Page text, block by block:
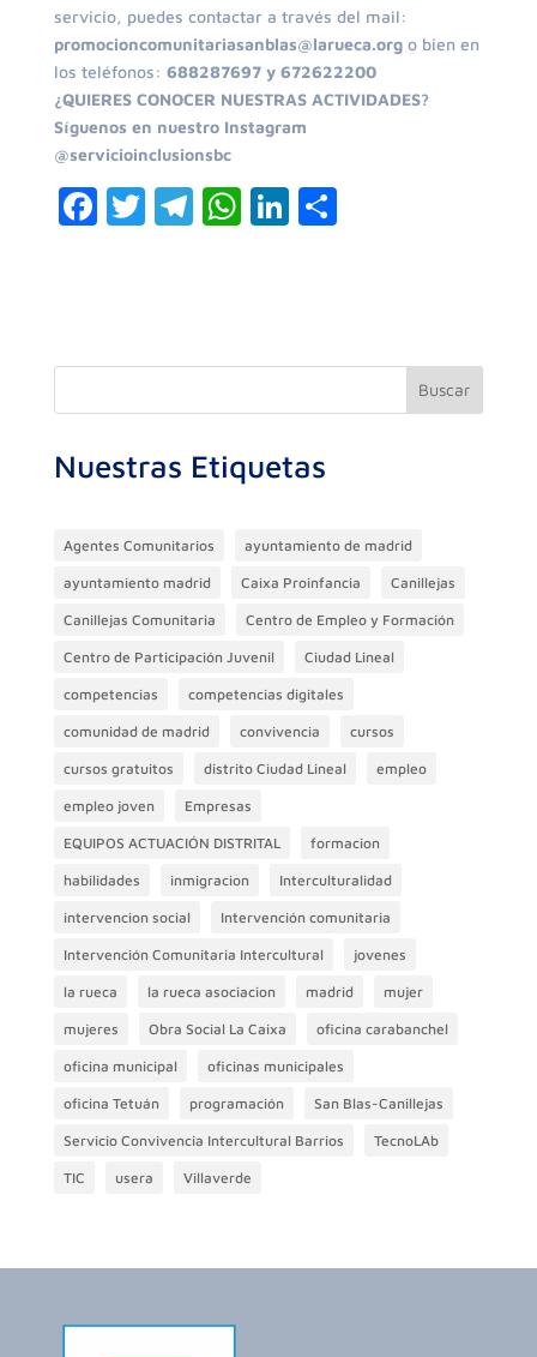
servicio, puedes contactar a través del mail:
promocioncomunitariasanblas@larueca.orgo bien en
los teléfonos: 688287697 y 672622200
¿QUIERES CONOCER NUESTRAS ACTIVIDADES?
Síguenos en nuestro Instagram
@servicioinclusionsbc
F
b
k
T T
a
W
A
Li
dI
C
ar
Buscar
Nuestras Etiquetas
Agentes Comunitarios ayuntamiento de madrid
ayuntamiento madrid Caixa Proinfancia Canillejas
Canillejas Comunitaria Centro de Empleo y Formación
Centro de Participación Juvenil Ciudad Lineal
competencias competencias digitales
comunidad de madrid convivencia cursos
cursos gratuitos distrito Ciudad Lineal empleo
empleo joven Empresas
EQUIPOS ACTUACIÓN DISTRITAL formacion
habilidades inmigracion Interculturalidad
intervencion social Intervención comunitaria
Intervención Comunitaria Intercultural jovenes
la rueca la rueca asociacion madrid mujer
mujeres Obra Social La Caixa oficina carabanchel
oficina municipal oficinas municipales
oficina Tetuán programación San Blas-Canillejas
Servicio Convivencia Intercultural Barrios TecnoLAb
TIC usera Villaverde